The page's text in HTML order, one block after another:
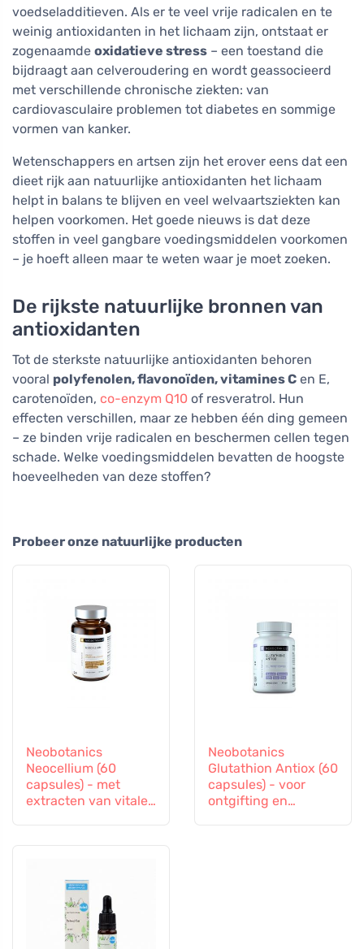
voedseladditieven. Als er te veel vrije radicalen en te
weinig antioxidanten in het lichaam zijn, ontstaat er
zogenaamde oxidatieve stress – een toestand die
bijdraagt aan celveroudering en wordt geassocieerd
met verschillende chronische ziekten: van
cardiovasculaire problemen tot diabetes en sommige
vormen van kanker.
Wetenschappers en artsen zijn het erover eens dat een
dieet rijk aan natuurlijke antioxidanten het lichaam
helpt in balans te blijven en veel welvaartsziekten kan
helpen voorkomen. Het goede nieuws is dat deze
stoffen in veel gangbare voedingsmiddelen voorkomen
– je hoeft alleen maar te weten waar je moet zoeken.
De rijkste natuurlijke bronnen van
antioxidanten
Tot de sterkste natuurlijke antioxidanten behoren
vooral polyfenolen, flavonoïden, vitamines C en E,
carotenoïden, co-enzym Q10 of resveratrol. Hun
effecten verschillen, maar ze hebben één ding gemeen
– ze binden vrije radicalen en beschermen cellen tegen
schade. Welke voedingsmiddelen bevatten de hoogste
hoeveelheden van deze stoffen?
Probeer onze natuurlijke producten
Neobotanics
Neocellium (60
capsules) - met
extracten van vitale
Neobotanics
Glutathion Antiox (60
capsules) - voor
ontgifting en